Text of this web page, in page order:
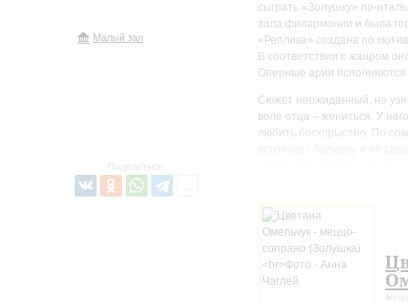
Малый зал
Поделиться:
сыграть «Золушку» по-
зала филармонии и была
«Реплика» создана по
В соответствии с жанром
Оперные арии исполняются
Сюжет неожиданный, но
воле отца – жениться. У
любить бескорыстно. По
чувства, прекрасная